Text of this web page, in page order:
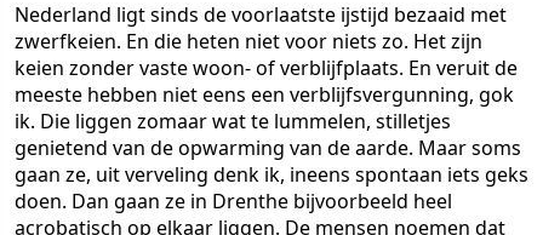
Nederland ligt sinds de voorlaatste ijstijd bezaaid met
zwerfkeien. En die heten niet voor niets zo. Het zijn
keien zonder vaste woon- of verblijfplaats. En veruit de
meeste hebben niet eens een verblijfsvergunning, gok
ik. Die liggen zomaar wat te lummelen, stilletjes
genietend van de opwarming van de aarde. Maar soms
gaan ze, uit verveling denk ik, ineens spontaan iets geks
doen. Dan gaan ze in Drenthe bijvoorbeeld heel
acrobatisch op elkaar liggen. De mensen noemen dat